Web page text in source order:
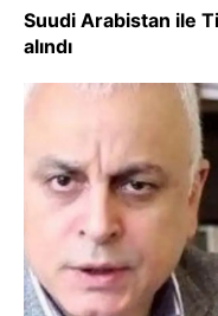
Suudi Arabistan ile
alındı